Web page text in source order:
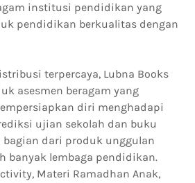
institusi pendidikan yang
pendidikan berkualitas dengan
terpercaya, Lubna Books
asesmen beragam yang
diri menghadapi
ujian sekolah dan buku
bagian dari produk unggulan
banyak lembaga pendidikan.
Materi Ramadhan Anak,